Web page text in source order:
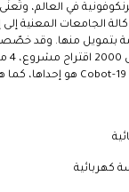
في العالم،
الجامعات المعنية
كهربائية